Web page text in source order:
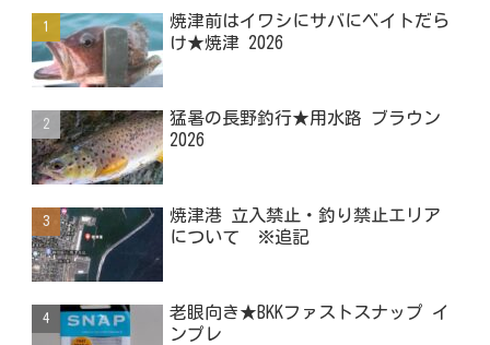
焼津前はイワシにサバにベイトだら
け★焼津 2026
猛暑の長野釣行★用水路 ブラウン
2026
焼津港 立入禁止・釣り禁止エリア
について ※追記
老眼向き★BKKファストスナップ イ
ンプレ